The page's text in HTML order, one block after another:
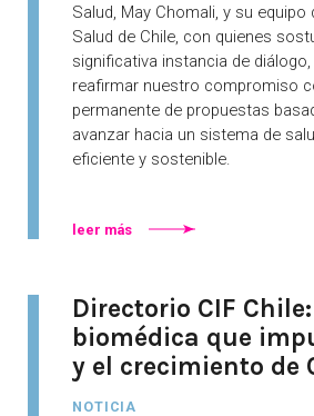
Salud, May Chomali, y su equipo
Salud de Chile, con quienes
significativa instancia de
reafirmar nuestro compromiso
permanente de propuestas
avanzar hacia un sistema de
eficiente y sostenible.
leer más
Directorio CIF
biomédica que
y el crecimiento de
NOTICIA